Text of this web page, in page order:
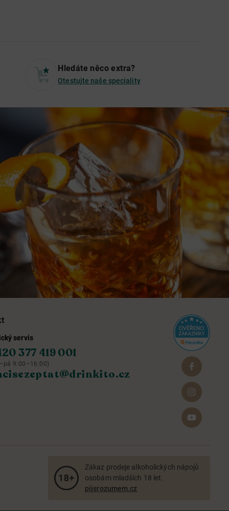
Hledáte něco extra?
Otestujte naše speciality
servis
377 419 001
9:00–16:00)
Zákaz prodeje alkoholických nápojů
osobám mladších 18 let.
pijsrozumem.cz